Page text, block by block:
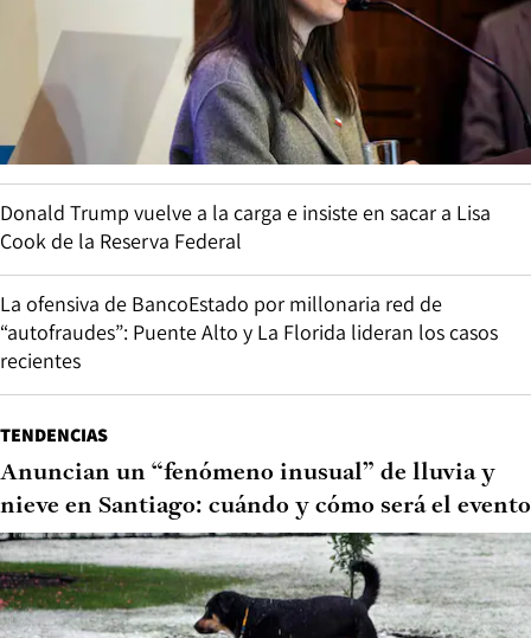
Donald Trump vuelve a la carga e insiste en sacar a Lisa
Cook de la Reserva Federal
La ofensiva de BancoEstado por millonaria red de
“autofraudes”: Puente Alto y La Florida lideran los casos
recientes
TENDENCIAS
Anuncian un “fenómeno inusual” de lluvia y
nieve en Santiago: cuándo y cómo será el evento